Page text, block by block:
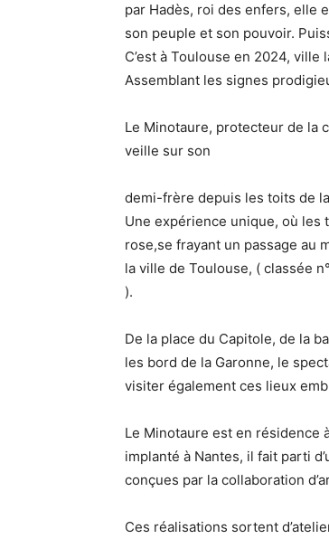
par Hadès, roi des enfers, elle
son peuple et son pouvoir.
C’est à Toulouse en 2024,
Assemblant les signes
Le Minotaure, protecteur de la
veille sur son
demi-frère depuis les toits de
Une expérience unique, où les
rose,se frayant un passage au
la ville de Toulouse, ( classée
).
De la place du Capitole, de la
les bord de la Garonne, le
visiter également ces lieux
Le Minotaure est en résidence
implanté à Nantes, il fait parti
conçues par la collaboration
Ces réalisations sortent